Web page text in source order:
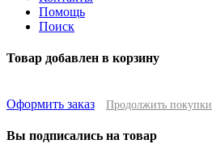
Помощь
Поиск
Товар добавлен в корзину
Оформить заказ Продолжить покупки
Вы подписались на товар